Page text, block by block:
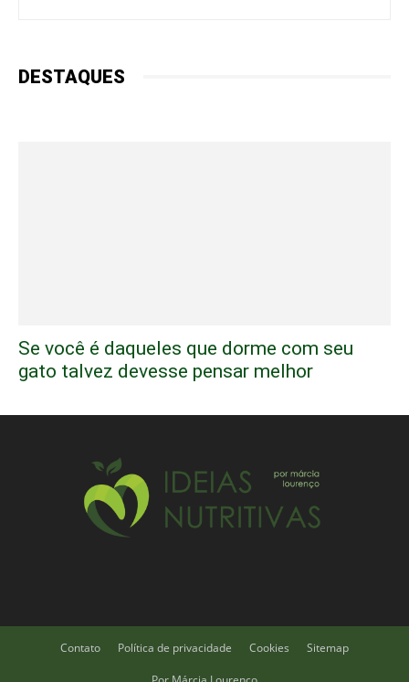
DESTAQUES
Se você é daqueles que dorme com seu
gato talvez devesse pensar melhor
Contato Política de privacidade Cookies Sitemap